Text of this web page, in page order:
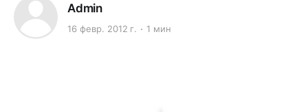
Admin
16 февр. 2012 г. 1 мин